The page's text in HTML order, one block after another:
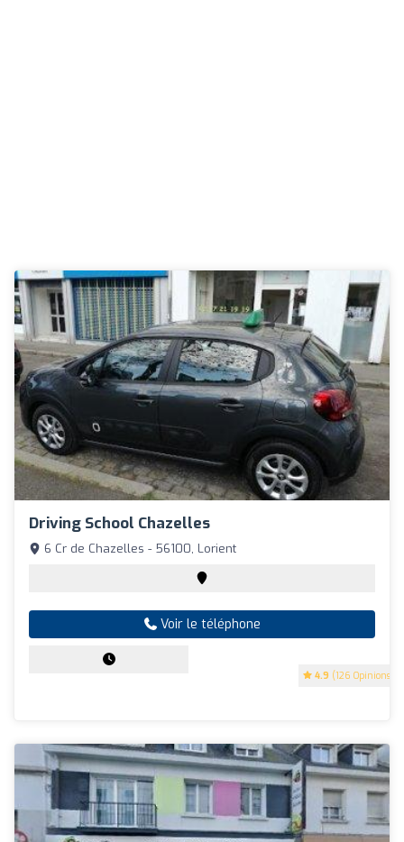
Driving School Chazelles
4.9 (126 Opinions)
6 Cr de Chazelles - 56100, Lorient
Voir le téléphone